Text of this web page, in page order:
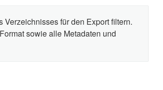
für den Export filtern.
sowie alle Metadaten und